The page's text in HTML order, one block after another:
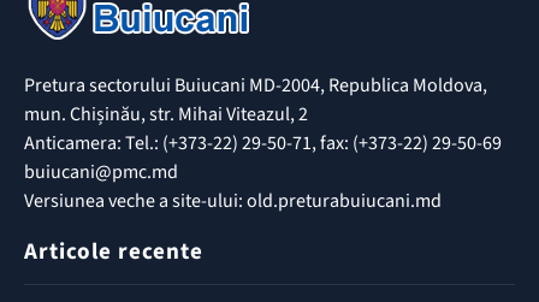
Pretura sectorului Buiucani MD-2004, Republica Moldova,
mun. Chișinău, str. Mihai Viteazul, 2
Anticamera: Tel.: (+373-22) 29-50-71, fax: (+373-22) 29-50-69
buiucani@pmc.md
Versiunea veche a site-ului: old.preturabuiucani.md
Articole recente